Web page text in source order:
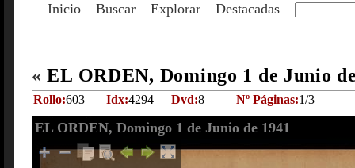
Inicio Buscar Explorar Destacadas
« EL ORDEN, Domingo 1 de Junio
Rollo:603 Idx:4294 Dvd:8 Nº Páginas:1/3
EL ORDEN, Domingo 1 de Junio de 1941